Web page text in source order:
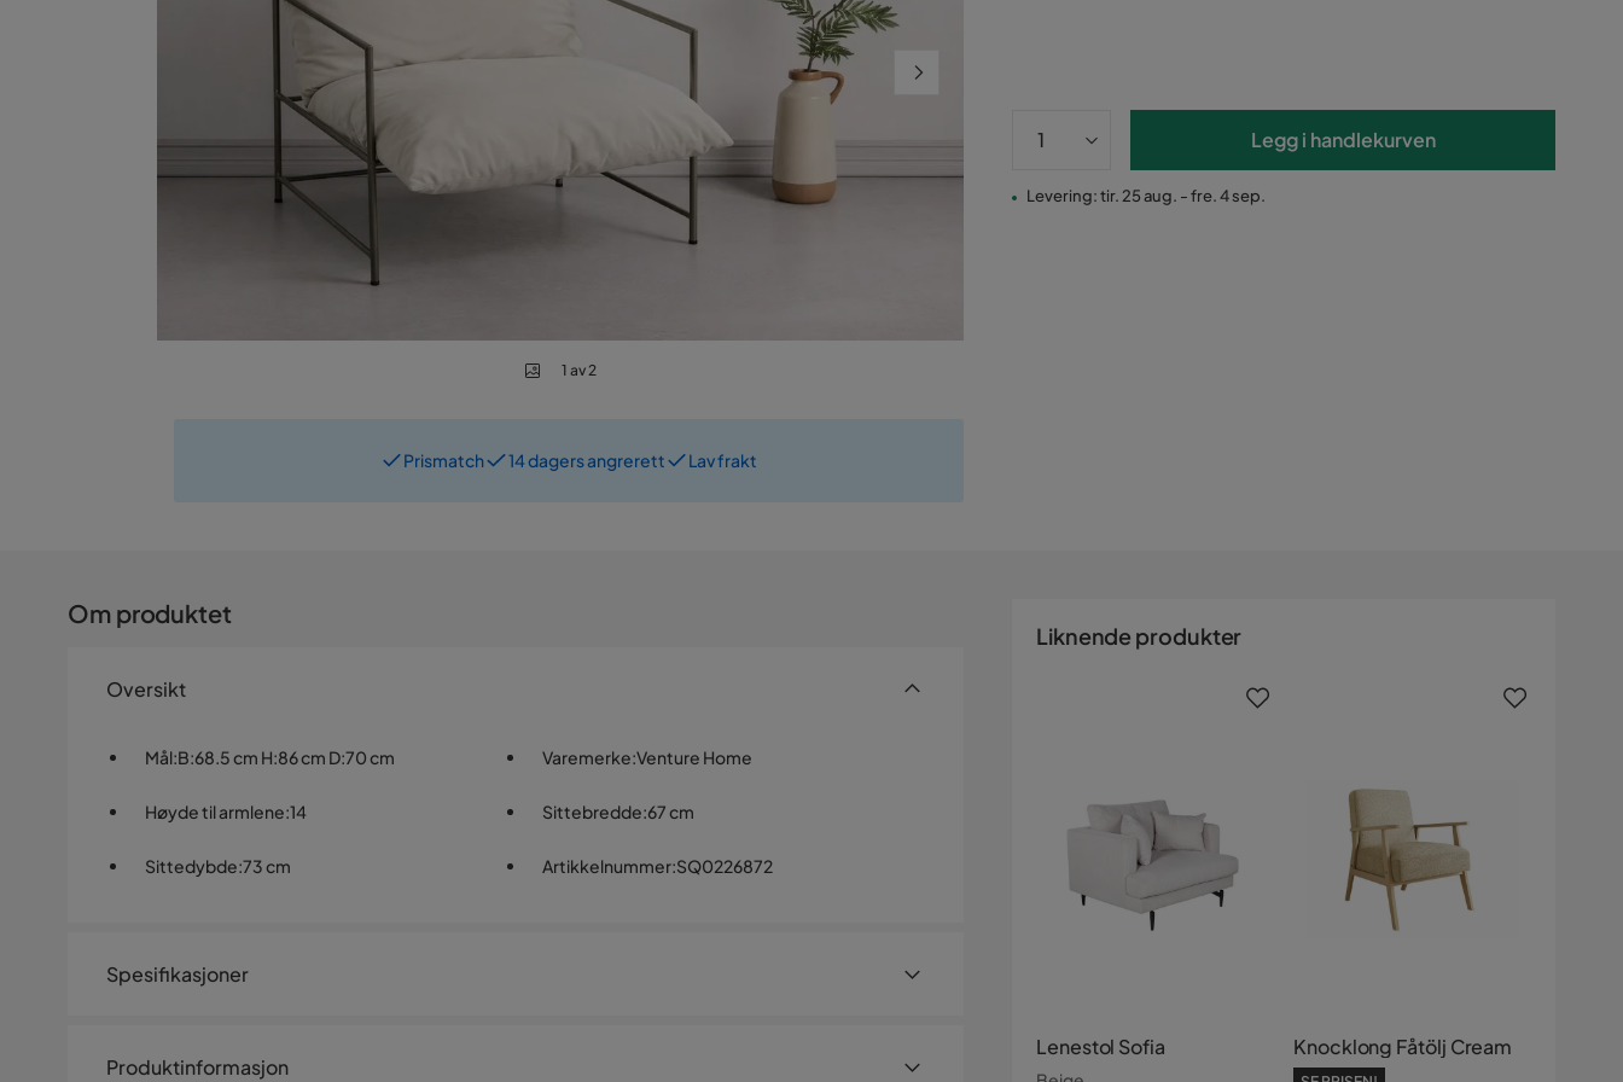
1 av 2
Prismatch 14 dagers angrerett Lav frakt
Legg i handlekurven
Levering: tir. 25 aug. - fre. 4 sep.
Om produktet
Oversikt
Mål:B:68.5 cm H:86 cm D:70 cm Varemerke:Venture Home
Høyde til armlene:14 Sittebredde:67 cm
Sittedybde:73 cm Artikkelnummer:SQ0226872
Spesifikasjoner
Størrelse
Produktinformasjon
Liknende produkter
Lenestol Sofia Knocklong Fåtölj Cream